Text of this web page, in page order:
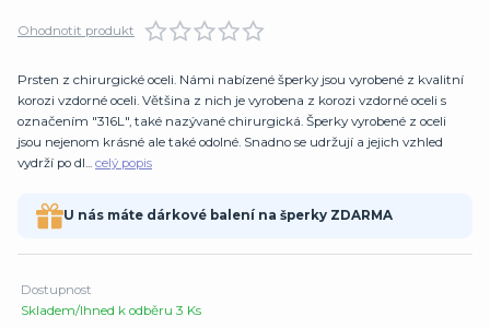
Ohodnotit produkt
Prsten z chirurgické oceli. Námi nabízené šperky jsou vyrobené z kvalitní
korozi vzdorné oceli. Většina z nich je vyrobena z korozi vzdorné oceli s
označením "316L", také nazývané chirurgická. Šperky vyrobené z oceli
jsou nejenom krásné ale také odolné. Snadno se udržují a jejich vzhled
vydrží po dl... celý popis
U nás máte dárkové balení na šperky ZDARMA
Dostupnost
Skladem/Ihned k odběru 3 Ks